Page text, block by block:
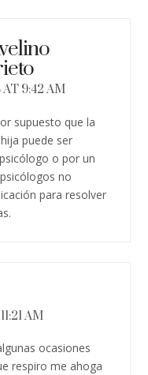
AT 9:42 AM
supuesto que la
puede ser
o por un
no
para resolver
AM
ocasiones
respiro me ahoga